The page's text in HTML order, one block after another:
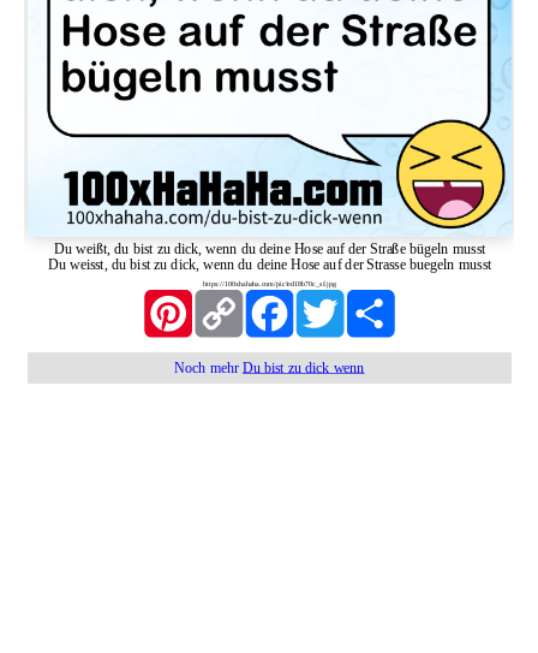
Du weißt, du bist zu dick, wenn du deine Hose auf der Straße bügeln musst
Du weisst, du bist zu dick, wenn du deine Hose auf der Strasse buegeln musst
https://100xhahaha.com/pic!ed18b70c_sf.jpg
PinterestCopy
Link
FacebookTwitter Share
Noch mehr Du bist zu dick wenn